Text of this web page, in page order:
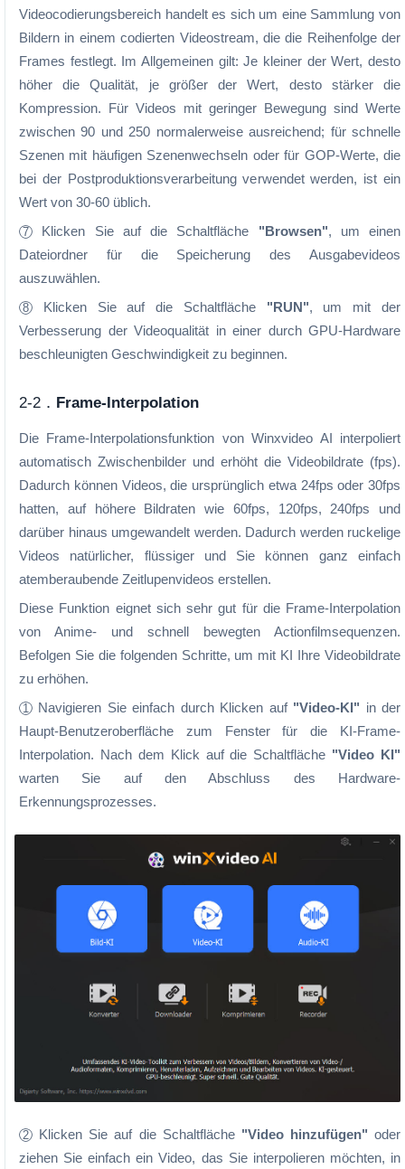
Videocodierungsbereich handelt es sich um eine Sammlung von
Bildern in einem codierten Videostream, die die Reihenfolge der
Frames festlegt. Im Allgemeinen gilt: Je kleiner der Wert, desto
höher die Qualität, je größer der Wert, desto stärker die
Kompression. Für Videos mit geringer Bewegung sind Werte
zwischen 90 und 250 normalerweise ausreichend; für schnelle
Szenen mit häufigen Szenenwechseln oder für GOP-Werte, die
bei der Postproduktionsverarbeitung verwendet werden, ist ein
Wert von 30-60 üblich.
7 Klicken Sie auf die Schaltfläche "Browsen", um einen
Dateiordner für die Speicherung des Ausgabevideos
auszuwählen.
8 Klicken Sie auf die Schaltfläche "RUN", um mit der
Verbesserung der Videoqualität in einer durch GPU-Hardware
beschleunigten Geschwindigkeit zu beginnen.
2-2． Frame-Interpolation
Die Frame-Interpolationsfunktion von Winxvideo AI interpoliert
automatisch Zwischenbilder und erhöht die Videobildrate (fps).
Dadurch können Videos, die ursprünglich etwa 24fps oder 30fps
hatten, auf höhere Bildraten wie 60fps, 120fps, 240fps und
darüber hinaus umgewandelt werden. Dadurch werden ruckelige
Videos natürlicher, flüssiger und Sie können ganz einfach
atemberaubende Zeitlupenvideos erstellen.
Diese Funktion eignet sich sehr gut für die Frame-Interpolation
von Anime- und schnell bewegten Actionfilmsequenzen.
Befolgen Sie die folgenden Schritte, um mit KI Ihre Videobildrate
zu erhöhen.
1 Navigieren Sie einfach durch Klicken auf "Video-KI" in der
Haupt-Benutzeroberfläche zum Fenster für die KI-Frame-
Interpolation. Nach dem Klick auf die Schaltfläche "Video KI"
warten Sie auf den Abschluss des Hardware-
Erkennungsprozesses.
2 Klicken Sie auf die Schaltfläche "Video hinzufügen" oder
ziehen Sie einfach ein Video, das Sie interpolieren möchten, in